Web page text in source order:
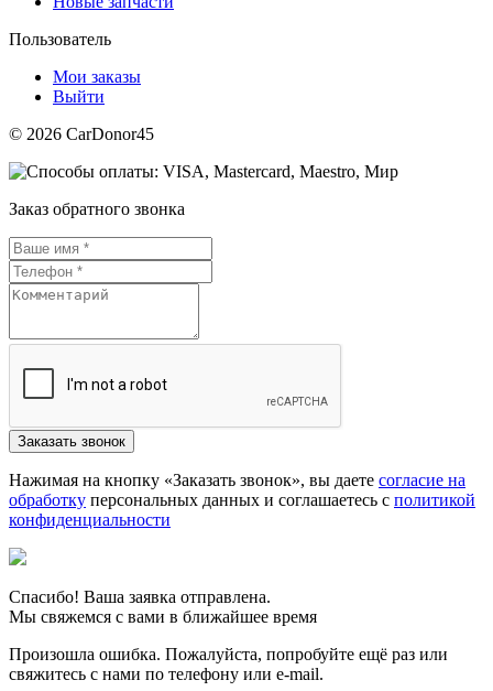
Пользователь
Мои заказы
Выйти
© 2026 CarDonor45
Заказ обратного звонка
Нажимая на кнопку «Заказать звонок», вы даете согласие на
обработку персональных данных и соглашаетесь c политикой
конфиденциальности
Спасибо! Ваша заявка отправлена.
Мы свяжемся с вами в ближайшее время
Произошла ошибка. Пожалуйста, попробуйте ещё раз или
свяжитесь с нами по телефону или e-mail.